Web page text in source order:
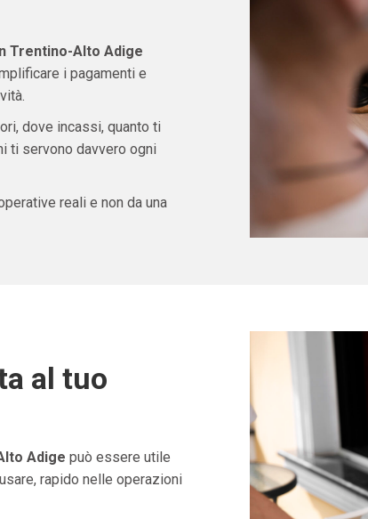
Trentino-Alto Adige
i pagamenti e
dove incassi, quanto ti
ti servono davvero ogni
reali e non da una
al tuo
Adige può essere utile
rapido nelle operazioni